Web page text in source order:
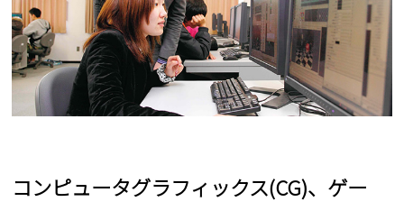
コンピュータグラフィックス(CG)、ゲー